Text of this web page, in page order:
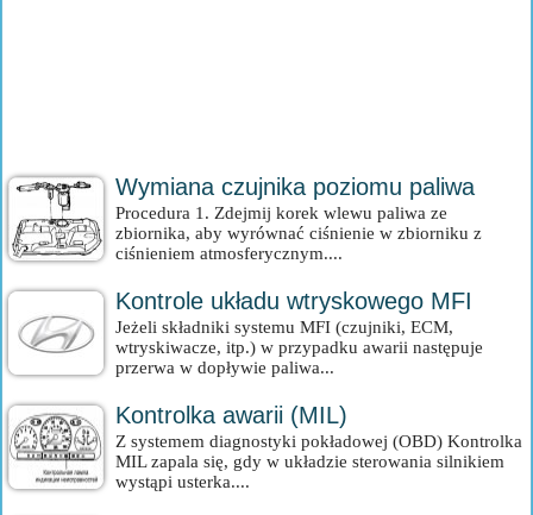
Wymiana czujnika poziomu paliwa
Procedura 1. Zdejmij korek wlewu paliwa ze
zbiornika, aby wyrównać ciśnienie w zbiorniku z
ciśnieniem atmosferycznym....
Kontrole układu wtryskowego MFI
Jeżeli składniki systemu MFI (czujniki, ECM,
wtryskiwacze, itp.) w przypadku awarii następuje
przerwa w dopływie paliwa...
Kontrolka awarii (MIL)
Z systemem diagnostyki pokładowej (OBD) Kontrolka
MIL zapala się, gdy w układzie sterowania silnikiem
wystąpi usterka....